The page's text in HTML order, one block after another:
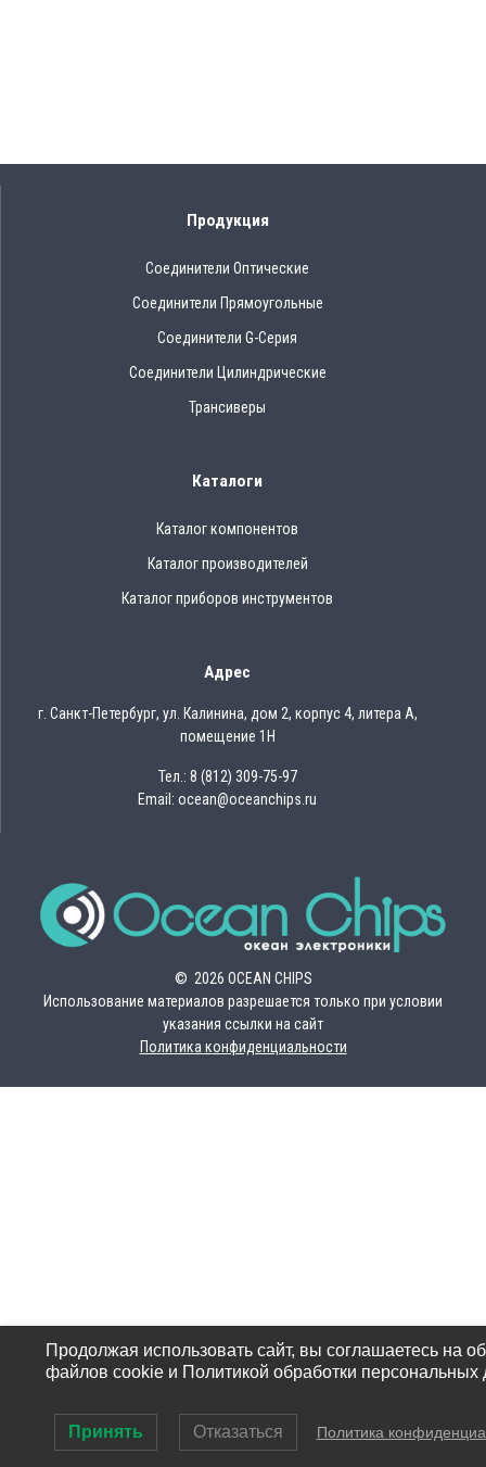
Продукция
Соединители Оптические
Соединители Прямоугольные
Соединители G-Серия
Соединители Цилиндрические
Трансиверы
Каталоги
Каталог компонентов
Каталог производителей
Каталог приборов инструментов
Адрес
г. Санкт-Петербург, ул. Калинина, дом 2, корпус 4, литера А,
помещение 1Н
Тел.: 8 (812) 309-75-97
Email: ocean@oceanchips.ru
© 2026 OCEAN CHIPS
Использование материалов разрешается только при условии
указания ссылки на сайт
Политика конфиденциальности
Продолжая использовать сайт, вы соглашаетесь на
файлов cookie и Политикой обработки персональных
Принять Отказаться Политика